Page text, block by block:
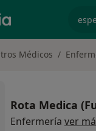
Médicos
Rota Medica
Enfermería ver